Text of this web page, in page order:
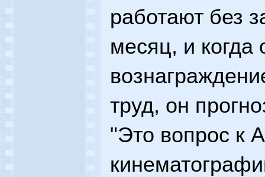
работают без
месяц, и когда
труд, он
"Это вопрос к